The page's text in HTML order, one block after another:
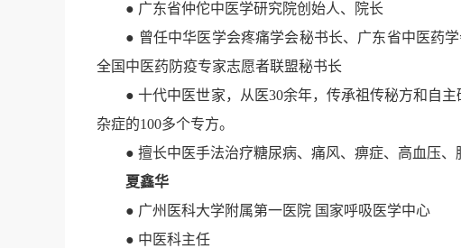
● 广东省仲佗中医学研究院创始人、院长
● 曾任中华医学会疼痛学会秘书长、广东省中医药学
全国中医药防疫专家志愿者联盟秘书长
● 十代中医世家，从医30余年，传承祖传秘方和自主
杂症的100多个专方。
● 擅长中医手法治疗糖尿病、痛风、痹症、高血压、
夏鑫华
● 广州医科大学附属第一医院 国家呼吸医学中心
● 中医科主任